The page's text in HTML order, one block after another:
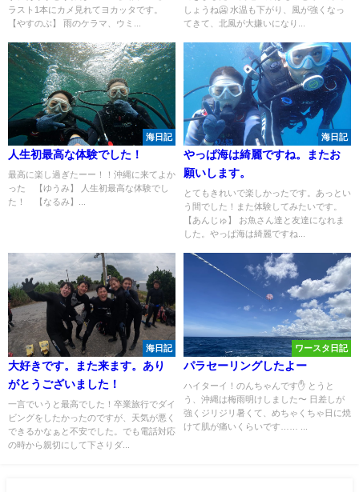
ラスト1本にカメ見れてヨカッタです。
【やすのぶ】 雨のケラマ、ウミ...
しょうね🥶 水温も下がり、風が強くなっ
てきて、北風が大嫌いになり...
海日記
人生初最高な体験でした！
最高に楽し過ぎたーー！！沖縄に来てよか
った 【ゆうみ】 人生初最高な体験でし
た！ 【なるみ】...
海日記
やっぱ海は綺麗ですね。またお
願いします。
とてもきれいで楽しかったです。あっとい
う間でした！また体験してみたいです。
【あんじゅ】 お魚さん達と友達になれま
した。やっぱ海は綺麗ですね...
海日記
大好きです。また来ます。あり
がとうございました！
一言でいうと最高でした！卒業旅行でダイ
ビングをしたかったのですが、天気が悪く
できるかなぁと不安でした。でも電話対応
の時から親切にして下さりダ...
ワースタ日記
パラセーリングしたよー
ハイターイ！のんちゃんです✋ とうと
う、沖縄は梅雨明けしました〜 日差しが
強くジリジリ暑くて、めちゃくちゃ日に焼
けて肌が痛いくらいです…… ...